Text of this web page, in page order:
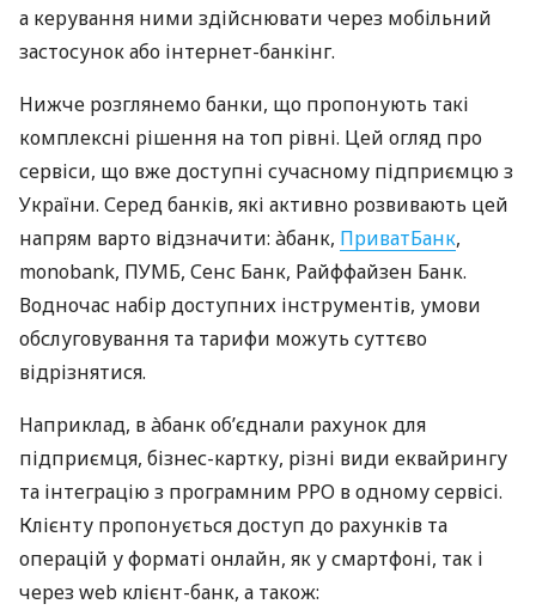
а керування ними здійснювати через мобільний
застосунок або інтернет-банкінг.
Нижче розглянемо банки, що пропонують такі
комплексні рішення на топ рівні. Цей огляд про
сервіси, що вже доступні сучасному підприємцю з
України. Серед банків, які активно розвивають цей
напрям варто відзначити: àбанк, ПриватБанк,
monobank, ПУМБ, Сенс Банк, Райффайзен Банк.
Водночас набір доступних інструментів, умови
обслуговування та тарифи можуть суттєво
відрізнятися.
Наприклад, в àбанк об’єднали рахунок для
підприємця, бізнес-картку, різні види еквайрингу
та інтеграцію з програмним РРО в одному сервісі.
Клієнту пропонується доступ до рахунків та
операцій у форматі онлайн, як у смартфоні, так і
через web клієнт-банк, а також: